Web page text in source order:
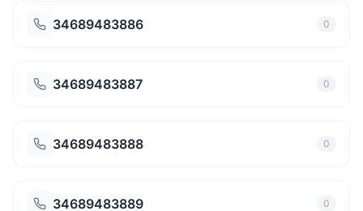
34689483886 0
34689483887 0
34689483888 0
34689483889 0